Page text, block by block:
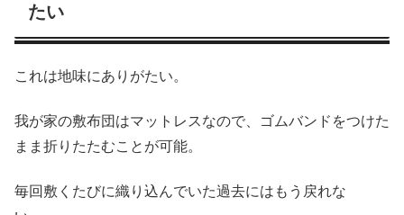
たい
これは地味にありがたい。
我が家の敷布団はマットレスなので、ゴムバンドをつけた
まま折りたたむことが可能。
毎回敷くたびに織り込んでいた過去にはもう戻れな